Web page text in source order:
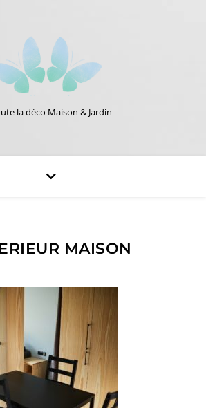
la déco Maison & Jardin
MAISON